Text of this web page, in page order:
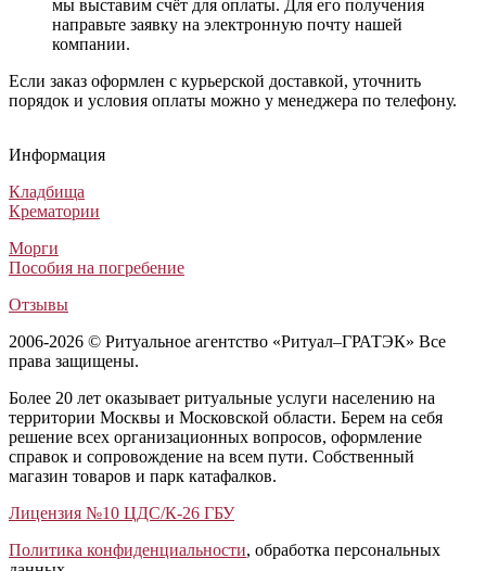
мы выставим счёт для оплаты. Для его получения
направьте заявку на электронную почту нашей
компании.
Если заказ оформлен с курьерской доставкой, уточнить
порядок и условия оплаты можно у менеджера по телефону.
Элитные гробы
Элитные гробы
Лакированные гробы
Лакированные гробы
Информация
Кладбища
Крематории
Морги
Пособия на погребение
Отзывы
2006-2026 © Ритуальное агентство «Ритуал–ГРАТЭК» Все
права защищены.
Более 20 лет оказывает ритуальные услуги населению на
территории Москвы и Московской области. Берем на себя
решение всех организационных вопросов, оформление
справок и сопровождение на всем пути. Собственный
магазин товаров и парк катафалков.
Лицензия №10 ЦДС/К-26 ГБУ
Политика конфиденциальности, обработка персональных